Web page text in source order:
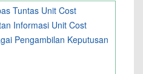
Tuntas Unit Cost
Informasi Unit Cost
Pengambilan Keputusan